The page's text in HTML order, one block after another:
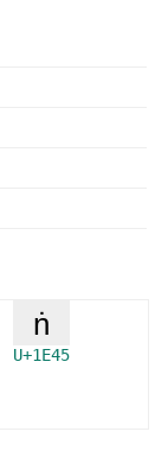
ṅ
U+1E45